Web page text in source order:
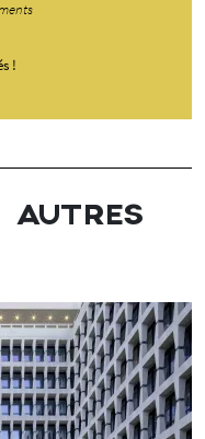
!
AUTRES